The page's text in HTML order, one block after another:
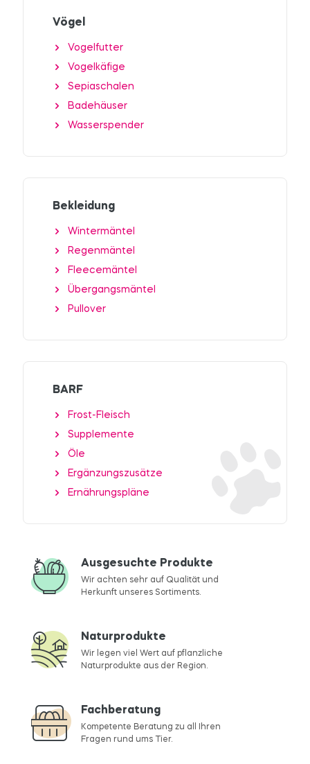
Vögel
Vogelfutter
Vogelkäfige
Sepiaschalen
Badehäuser
Wasserspender
Bekleidung
Wintermäntel
Regenmäntel
Fleecemäntel
Übergangsmäntel
Pullover
BARF
Frost-Fleisch
Supplemente
Öle
Ergänzungszusätze
Ernährungspläne
Ausgesuchte Produkte
Wir achten sehr auf Qualität und
Herkunft unseres Sortiments.
Naturprodukte
Wir legen viel Wert auf pflanzliche
Naturprodukte aus der Region.
Fachberatung
Kompetente Beratung zu all Ihren
Fragen rund ums Tier.